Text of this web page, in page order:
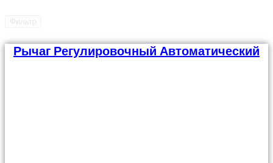
Рычаг Регулировочный Автоматический